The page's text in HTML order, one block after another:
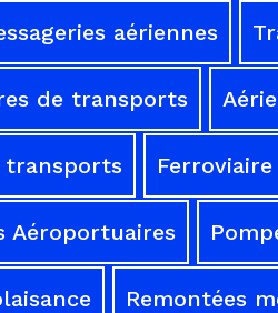
aériennes
de transports
transports Ferroviaire
Aéroportuaires
Remontées